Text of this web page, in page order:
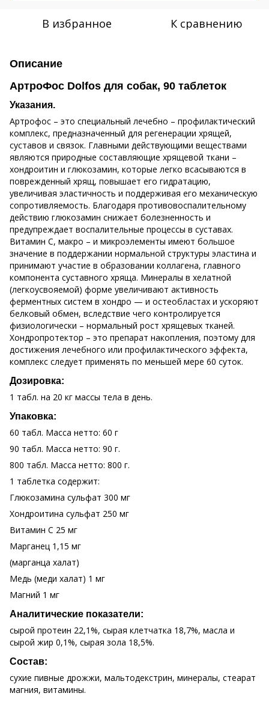
В избранное К сравнению
Описание
АртроФос Dolfos для собак, 90 таблеток
Указания.
Артрофос – это специальный лечебно – профилактический
комплекс, предназначенный для регенерации хрящей,
суставов и связок. Главными действующими веществами
являются природные составляющие хрящевой ткани –
хондроитин и глюкозамин, которые легко всасываются в
поврежденный хрящ, повышает его гидратацию,
увеличивая эластичность и поддерживая его механическую
сопротивляемость. Благодаря противовоспалительному
действию глюкозамин снижает болезненность и
предупреждает воспалительные процессы в суставах.
Витамин С, макро – и микроэлементы имеют большое
значение в поддержании нормальной структуры эластина и
принимают участие в образовании коллагена, главного
компонента суставного хряща. Минералы в хелатной
(легкоусвояемой) форме увеличивают активность
ферментных систем в хондро — и остеобластах и ускоряют
белковый обмен, вследствие чего контролируется
физиологически – нормальный рост хрящевых тканей.
Хондропротектор – это препарат накопления, поэтому для
достижения лечебного или профилактического эффекта,
комплекс следует применять по меньшей мере 60 суток.
Дозировка:
1 табл. на 20 кг массы тела в день.
Упаковка:
60 табл. Масса нетто: 60 г
90 табл. Масса нетто: 90 г.
800 табл. Масса нетто: 800 г.
1 таблетка содержит:
Глюкозамина сульфат 300 мг
Хондроитина сульфат 250 мг
Витамин С 25 мг
Марганец 1,15 мг
(марганца халат)
Медь (меди халат) 1 мг
Магний 1 мг
Аналитические показатели:
сырой протеин 22,1%, сырая клетчатка 18,7%, масла и
сырой жир 0,1%, сырая зола 18,5%.
Состав:
сухие пивные дрожжи, мальтодекстрин, минералы, стеарат
магния, витамины.